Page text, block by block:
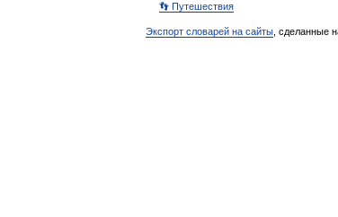
👣 Путешествия
Экспорт словарей на сайты , сделанные